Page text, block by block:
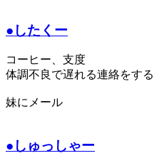
●したくー
コーヒー、支度
体調不良で遅れる連絡をする
妹にメール
●しゅっしゃー